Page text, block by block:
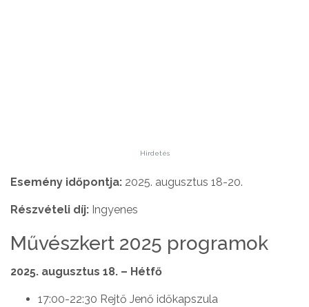
Hirdetés
Esemény időpontja: 2025. augusztus 18-20.
Részvételi díj: Ingyenes
Művészkert 2025 programok
2025. augusztus 18. – Hétfő
17:00-22:30 Rejtő Jenő időkapszula